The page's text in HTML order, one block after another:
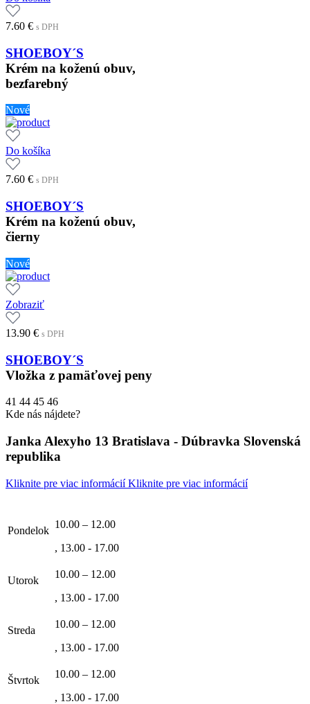
7.60 € s DPH
SHOEBOY´S
Krém na koženú obuv,
bezfarebný
Nové
Do košíka
7.60 € s DPH
SHOEBOY´S
Krém na koženú obuv,
čierny
Nové
Zobraziť
13.90 € s DPH
SHOEBOY´S
Vložka z pamäťovej peny
41 44 45 46
Kde nás nájdete?
Janka Alexyho 13 Bratislava - Dúbravka Slovenská
republika
Kliknite pre viac informáciíKliknite pre viac informácií
Pondelok
10.00 – 12.00
, 13.00 - 17.00
Utorok
10.00 – 12.00
, 13.00 - 17.00
Streda
10.00 – 12.00
, 13.00 - 17.00
Štvrtok
10.00 – 12.00
, 13.00 - 17.00